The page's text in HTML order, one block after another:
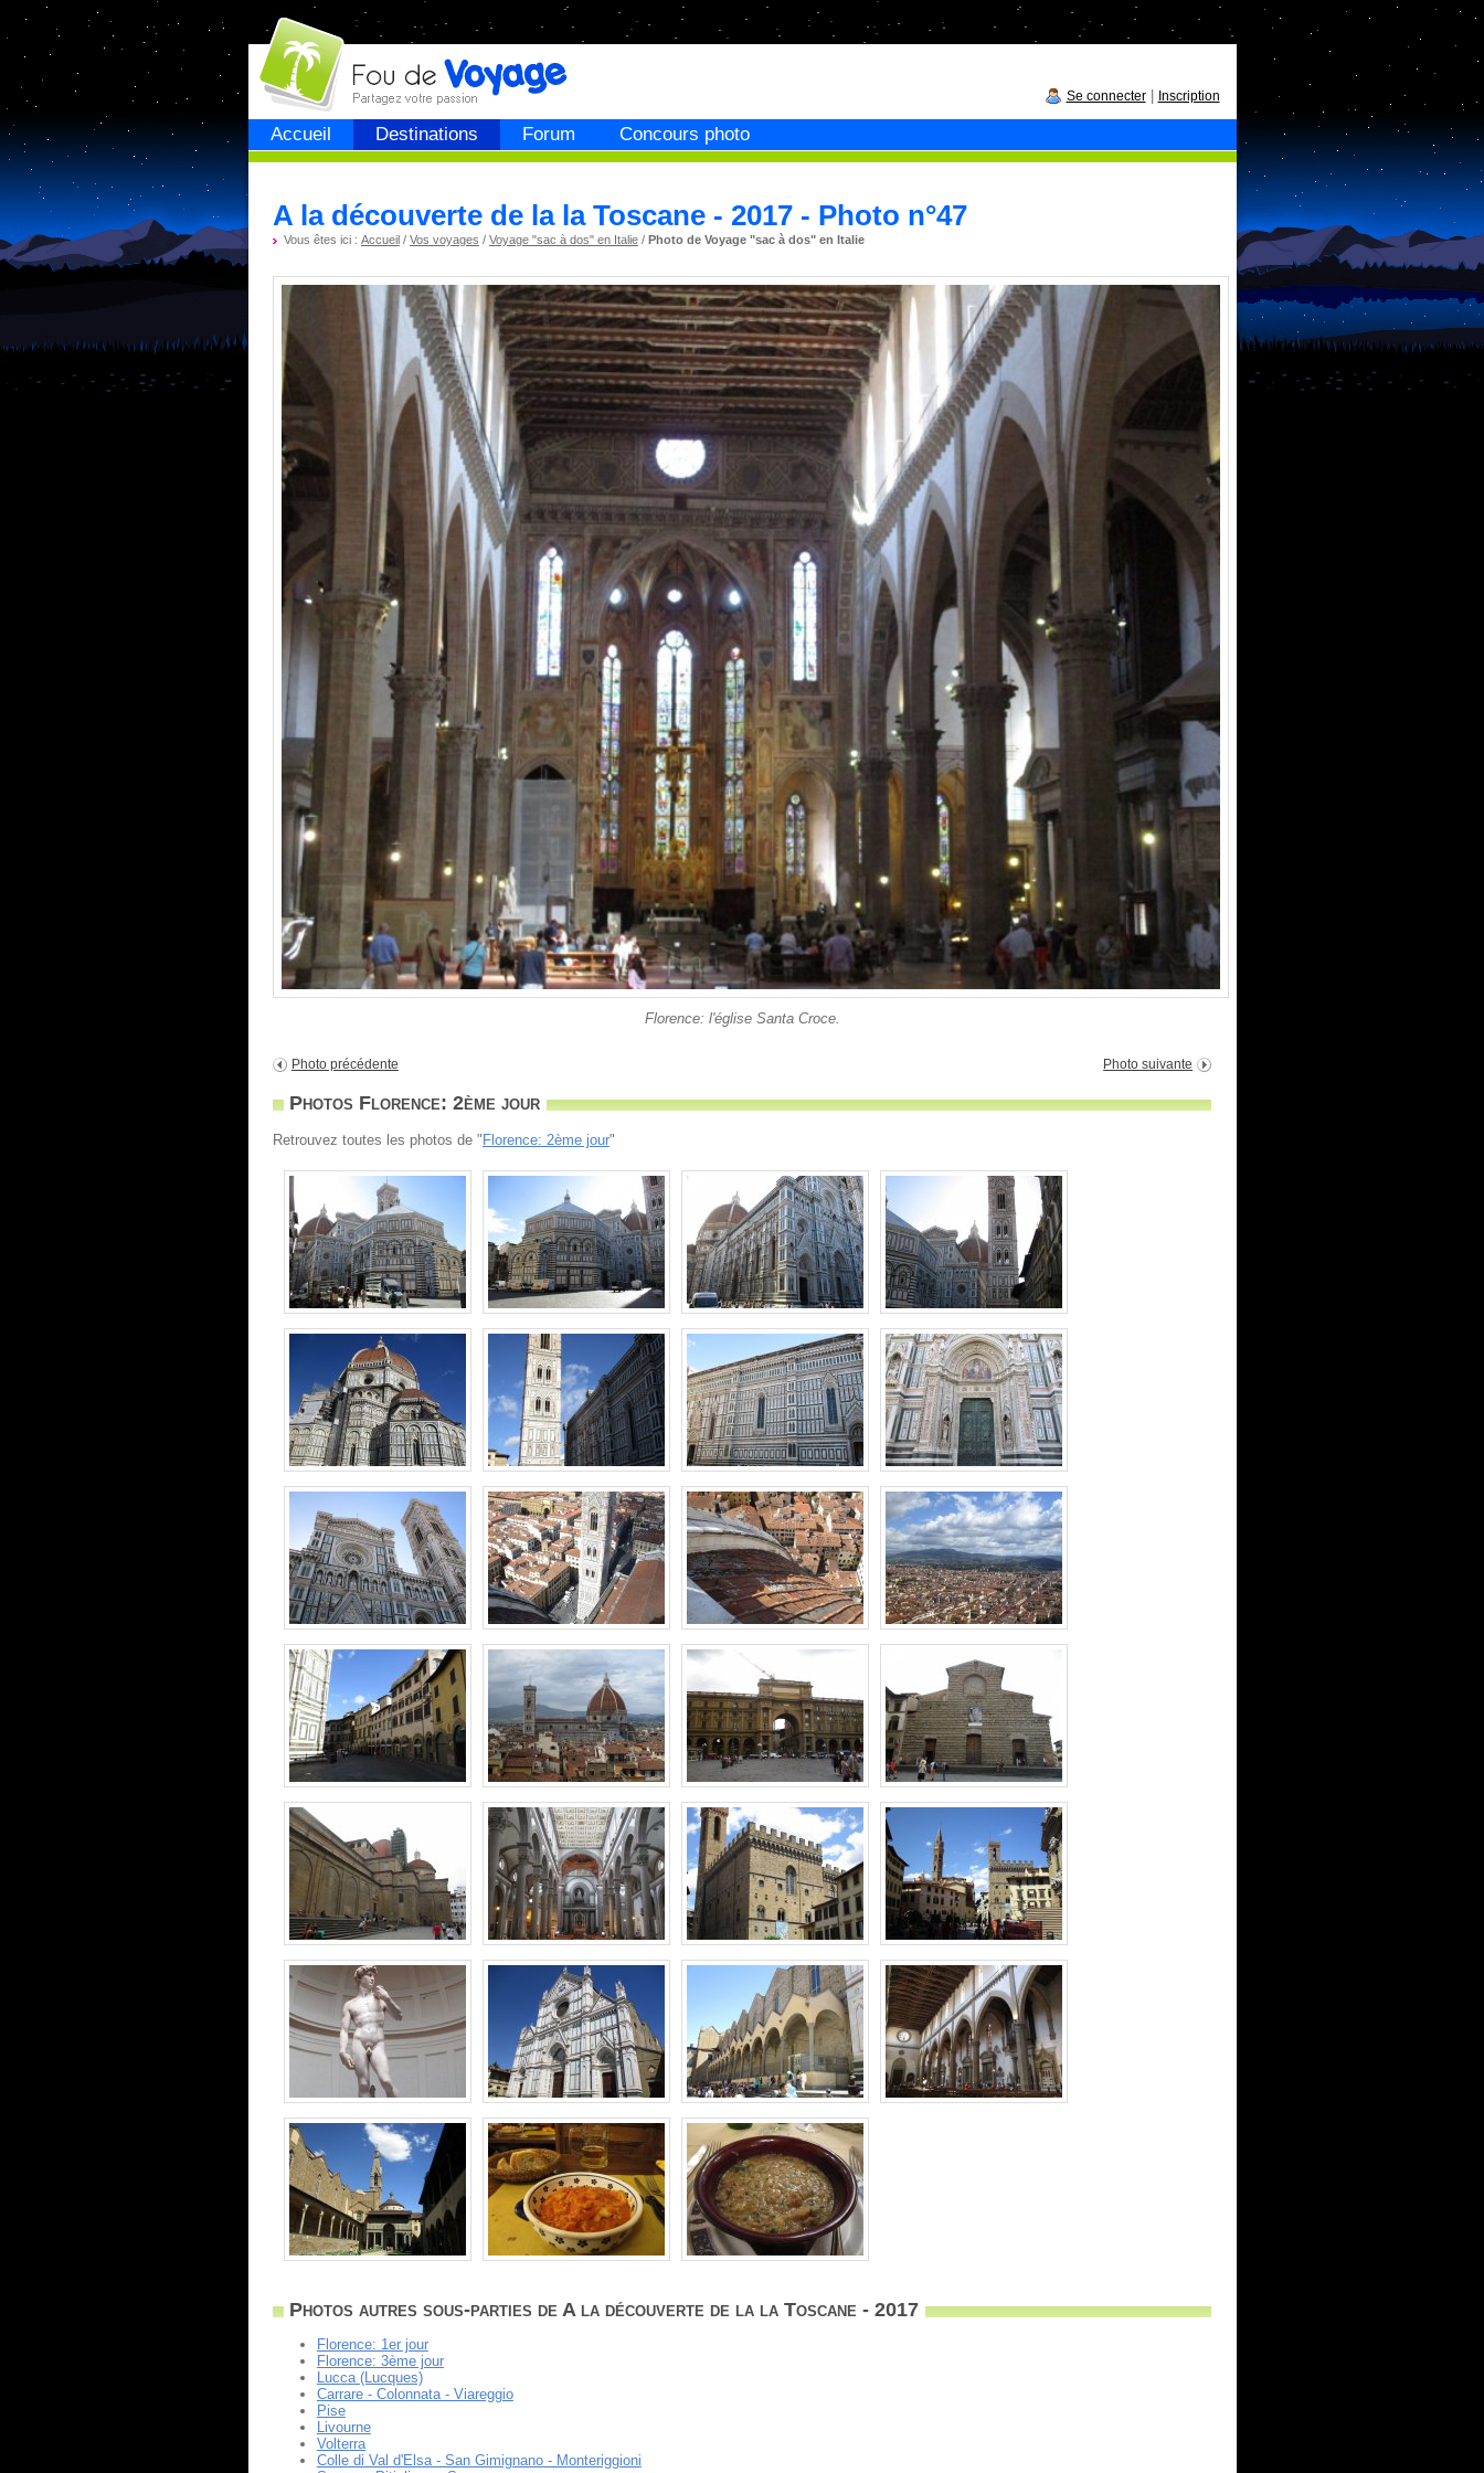
Accueil Destinations Forum Concours photo
Fou devoyage
Se connecter| Inscription
A la découverte de la la Toscane - 2017 - Photo n°47
Vous êtes ici : Accueil/ Vos voyages / Voyage "sac à dos" en Italie/ Photo de Voyage "sac à dos" en Italie
Florence: l'église Santa Croce.
Photo précédente Photo suivante
Photos Florence: 2ème jour
Retrouvez toutes les photos de "Florence: 2ème jour"
Photos autres sous-parties de A la découverte de la la Toscane - 2017
Florence: 1er jour
Florence: 3ème jour
Lucca (Lucques)
Carrare - Colonnata - Viareggio
Pise
Livourne
Volterra
Colle di Val d'Elsa - San Gimignano - Monteriggioni